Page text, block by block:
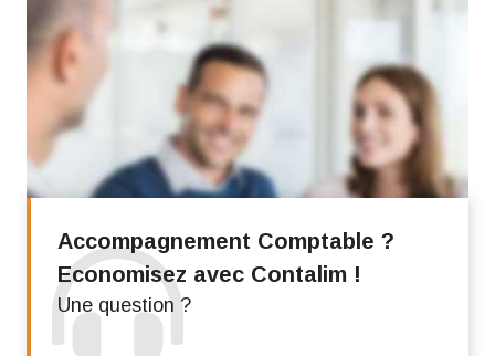
Accompagnement Comptable ?
Economisez avec Contalim !
Une question ?